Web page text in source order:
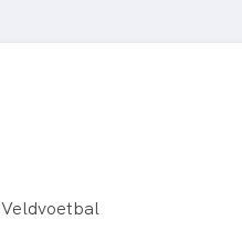
Veldvoetbal